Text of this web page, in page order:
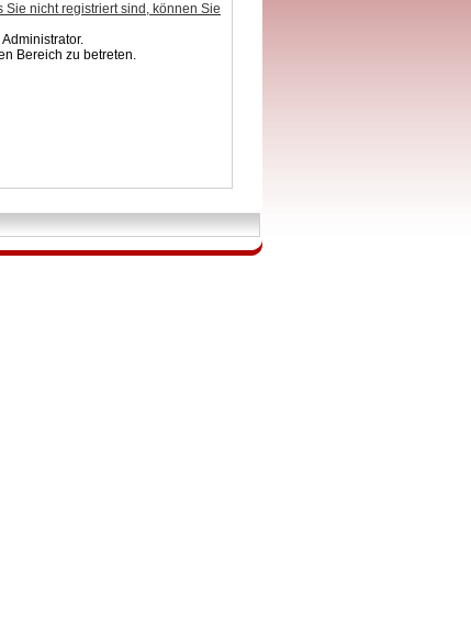
Sie nicht registriert sind, können Sie
Bereich zu betreten.